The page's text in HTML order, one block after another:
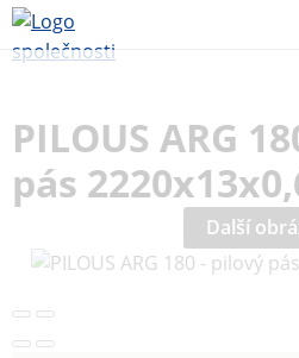
PILOUS ARG
pás
Další